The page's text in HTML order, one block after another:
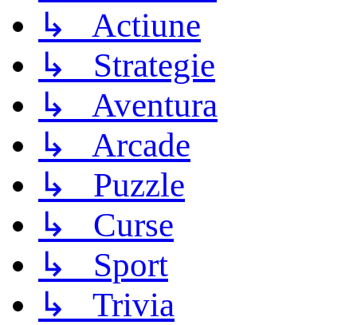
↳ Actiune
↳ Strategie
↳ Aventura
↳ Arcade
↳ Puzzle
↳ Curse
↳ Sport
↳ Trivia